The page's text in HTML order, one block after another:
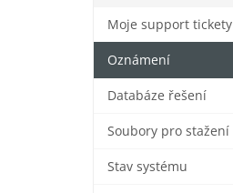
Moje support tickety
Oznámení
Databáze řešení
Soubory pro stažení
Stav systému